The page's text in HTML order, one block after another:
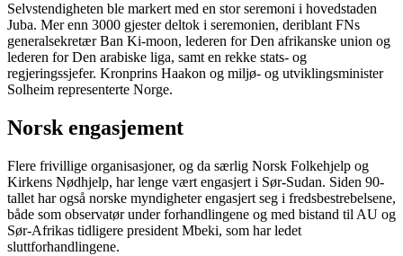
Selvstendigheten ble markert med en stor seremoni i hovedstaden
Juba. Mer enn 3000 gjester deltok i seremonien, deriblant FNs
generalsekretær Ban Ki-moon, lederen for Den afrikanske union og
lederen for Den arabiske liga, samt en rekke stats- og
regjeringssjefer. Kronprins Haakon og miljø- og utviklingsminister
Solheim representerte Norge.
Norsk engasjement
Flere frivillige organisasjoner, og da særlig Norsk Folkehjelp og
Kirkens Nødhjelp, har lenge vært engasjert i Sør-Sudan. Siden 90-
tallet har også norske myndigheter engasjert seg i fredsbestrebelsene,
både som observatør under forhandlingene og med bistand til AU og
Sør-Afrikas tidligere president Mbeki, som har ledet
sluttforhandlingene.